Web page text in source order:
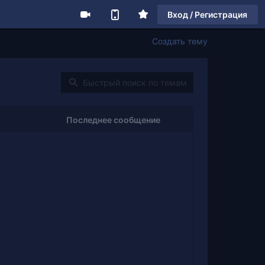
Вход / Регистрация
Создать тему
Последнее сообщение